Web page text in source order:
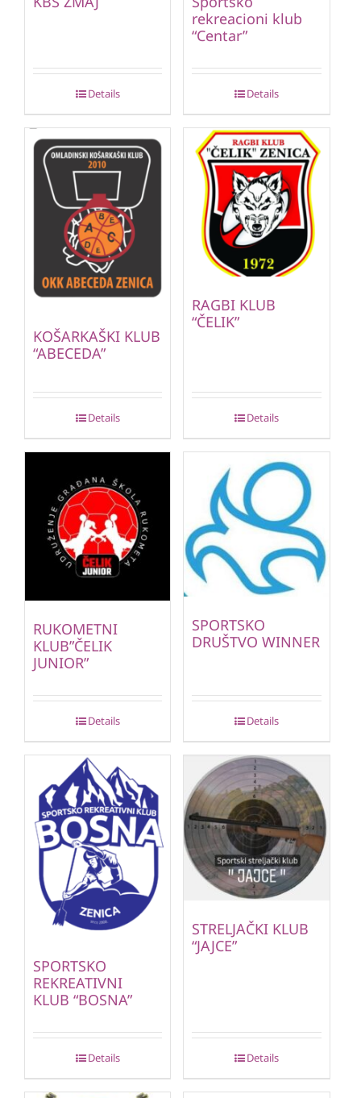
Details
rekreacioni klub
“Centar”
Details
KOŠARKAŠKI KLUB
“ABECEDA”
Details
RAGBI KLUB
“ČELIK”
Details
RUKOMETNI
KLUB”ČELIK
JUNIOR”
Details
SPORTSKO
DRUŠTVO WINNER
Details
SPORTSKO
REKREATIVNI
KLUB “BOSNA”
Details
STRELJAČKI KLUB
“JAJCE”
Details